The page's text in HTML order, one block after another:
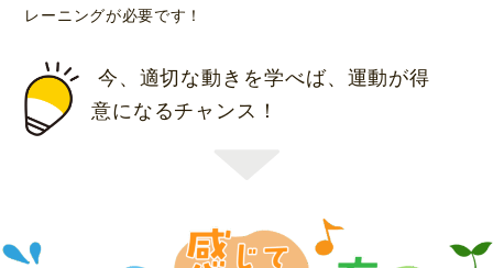
レーニングが必要です！
今、適切な動きを学べば、運動が得
意になるチャンス！